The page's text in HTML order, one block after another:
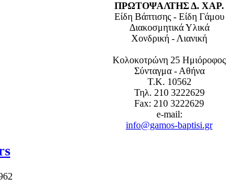
ΠΡΩΤΟΨΑΛΤΗΣ Δ. ΧΑΡ.
Είδη Βάπτισης - Είδη Γάμου
Διακοσμητικά Υλικά
Χονδρική - Λιανική
Κολοκοτρώνη 25 Ημιόροφος
Σύνταγμα - Αθήνα
Τ.Κ. 10562
Τηλ. 210 3222629
Fax: 210 3222629
e-mail:
info@gamos-baptisi.gr